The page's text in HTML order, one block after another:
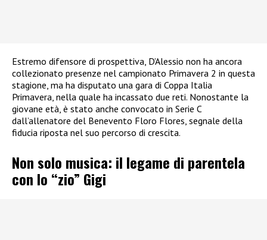
Estremo difensore di prospettiva, D’Alessio non ha ancora
collezionato presenze nel campionato Primavera 2 in questa
stagione, ma ha disputato una gara di Coppa Italia
Primavera, nella quale ha incassato due reti. Nonostante la
giovane età, è stato anche convocato in Serie C
dall’allenatore del Benevento Floro Flores, segnale della
fiducia riposta nel suo percorso di crescita.
Non solo musica: il legame di parentela
con lo “zio” Gigi